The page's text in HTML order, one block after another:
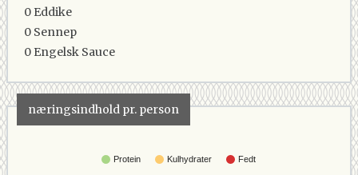
0 Eddike
0 Sennep
0 Engelsk Sauce
næringsindhold pr. person
Protein Kulhydrater Fedt